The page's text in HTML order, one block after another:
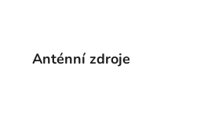
Anténní zdroje